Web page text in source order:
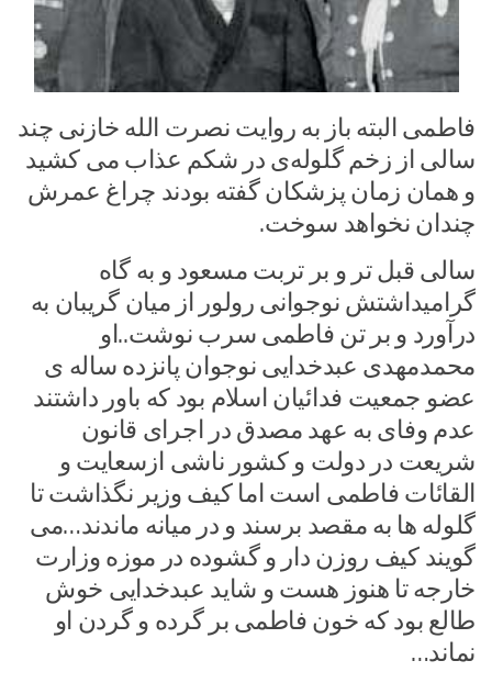
فاطمی البته باز به روایت نصرت الله خازنی چند
سالی از زخم گلوله‌ی در شکم عذاب می کشید
و همان زمان پزشکان گفته بودند چراغ عمرش
چندان نخواهد سوخت.
سالی قبل تر و بر تربت مسعود و به گاه
گرامیداشتش نوجوانی رولور از میان گریبان به
درآورد و بر تن فاطمی سرب نوشت..او
محمدمهدی عبدخدایی نوجوان پانزده ساله ی
عضو جمعیت فدائیان اسلام بود که باور داشتند
عدم وفای به عهد مصدق در اجرای قانون
شریعت در دولت و کشور ناشی ازسعایت و
القائات فاطمی است اما کیف وزیر نگذاشت تا
گلوله ها به مقصد برسند و در میانه ماندند…می
گویند کیف روزن دار و گشوده در موزه وزارت
خارجه تا هنوز هست و شاید عبدخدایی خوش
طالع بود که خون فاطمی بر گرده و گردن او
نماند…